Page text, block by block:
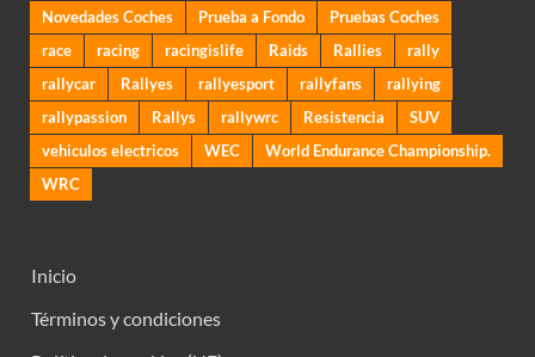
Novedades Coches
Prueba a Fondo
Pruebas Coches
race
racing racingislife Raids Rallies
rally
rallycar
Rallyes rallyesport rallyfans
rallying
rallypassion
Rallys rallywrc Resistencia
SUV
vehiculos electricos
WEC
World Endurance Championship.
WRC
Inicio
Términos y condiciones